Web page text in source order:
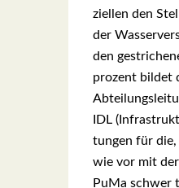
zi­el­len den
der
den
pro­zent bil­det
IDL
tun­gen für die,
wie vor mit
PuMa schwer